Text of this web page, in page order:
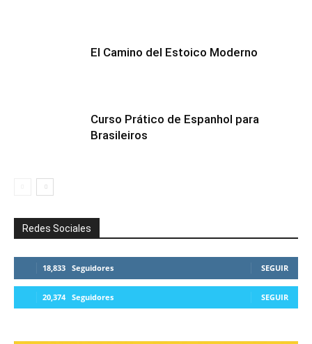
El Camino del Estoico Moderno
Curso Prático de Espanhol para
Brasileiros
Redes Sociales
18,833 Seguidores SEGUIR
20,374 Seguidores SEGUIR